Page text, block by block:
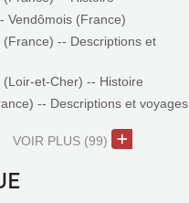
Vendômois (France)
(France) -- Descriptions et
(Loir-et-Cher) -- Histoire
-- Descriptions et voyages
VOIR PLUS (99)